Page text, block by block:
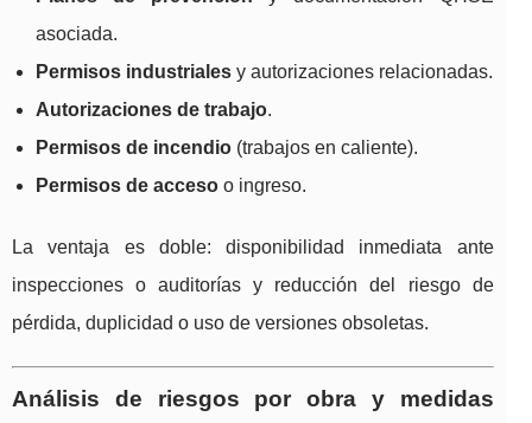
asociada.
Permisos industriales y autorizaciones relacionadas.
Autorizaciones de trabajo.
Permisos de incendio (trabajos en caliente).
Permisos de acceso o ingreso.
La ventaja es doble: disponibilidad inmediata ante
inspecciones o auditorías y reducción del riesgo de
pérdida, duplicidad o uso de versiones obsoletas.
Análisis de riesgos por obra y medidas